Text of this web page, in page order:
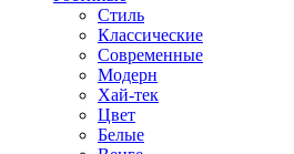
Стиль
Классические
Современные
Модерн
Хай-тек
Цвет
Белые